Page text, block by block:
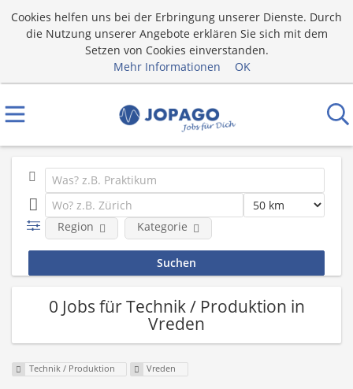
Cookies helfen uns bei der Erbringung unserer Dienste. Durch
die Nutzung unserer Angebote erklären Sie sich mit dem
Setzen von Cookies einverstanden.
Mehr Informationen
OK
Region Kategorie
0 Jobs für Technik / Produktion in
Vreden
Technik / Produktion Vreden